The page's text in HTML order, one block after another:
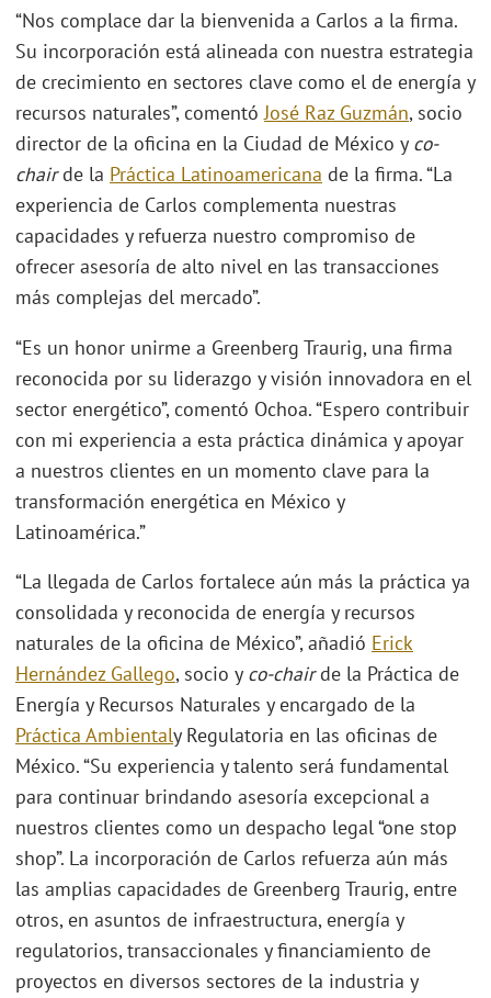
“Nos complace dar la bienvenida a Carlos a la firma.
Su incorporación está alineada con nuestra estrategia
de crecimiento en sectores clave como el de energía y
recursos naturales”, comentóJosé Raz Guzmán, socio
director de la oficina en la Ciudad de México y co-
chairde la Práctica Latinoamericana de la firma. “La
experiencia de Carlos complementa nuestras
capacidades y refuerza nuestro compromiso de
ofrecer asesoría de alto nivel en las transacciones
más complejas del mercado”.
“Es un honor unirme a Greenberg Traurig, una firma
reconocida por su liderazgo y visión innovadora en el
sector energético”, comentó Ochoa. “Espero contribuir
con mi experiencia a esta práctica dinámica y apoyar
a nuestros clientes en un momento clave para la
transformación energética en México y
Latinoamérica.”
“La llegada de Carlos fortalece aún más la práctica ya
consolidada y reconocida de energía y recursos
naturales de la oficina de México”, añadió Erick
Hernández Gallego, socio y co-chairde la Práctica de
Energía y Recursos Naturales y encargado de la
Práctica Ambientaly Regulatoria en las oficinas de
México. “Su experiencia y talento será fundamental
para continuar brindando asesoría excepcional a
nuestros clientes como un despacho legal “one stop
shop”. La incorporación de Carlos refuerza aún más
las amplias capacidades de Greenberg Traurig, entre
otros, en asuntos de infraestructura, energía y
regulatorios, transaccionales y financiamiento de
proyectos en diversos sectores de la industria y